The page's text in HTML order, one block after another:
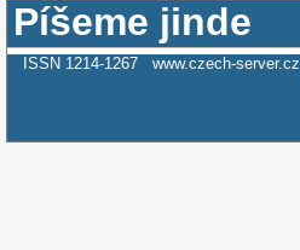
Píšeme jinde
ISSN 1214-1267 www.czech-server.cz